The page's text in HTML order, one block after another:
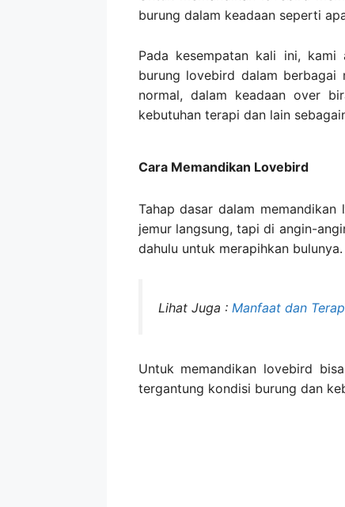
burung dalam keadaan seperti
Pada kesempatan kali ini, kami
burung lovebird dalam berbagai
normal, dalam keadaan over
kebutuhan terapi dan lain
Cara Memandikan Lovebird
Tahap dasar dalam
jemur langsung, tapi di angin-
dahulu untuk merapihkan bulunya.
Lihat Juga : Manfaat dan
Untuk memandikan lovebird
tergantung kondisi burung dan